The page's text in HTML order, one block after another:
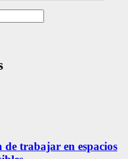
trabajar en espacios